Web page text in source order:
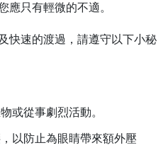
應只有輕微的不適。
快速的渡過，請遵守以下小秘
或從事劇烈活動。
以防止為眼睛帶來額外壓